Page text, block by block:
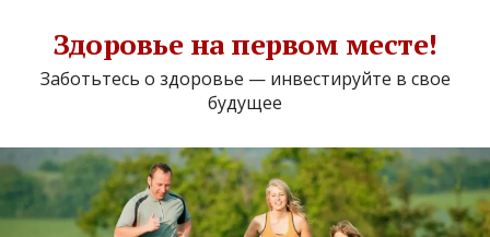
Здоровье на первом месте!
Заботьтесь о здоровье — инвестируйте в свое
будущее